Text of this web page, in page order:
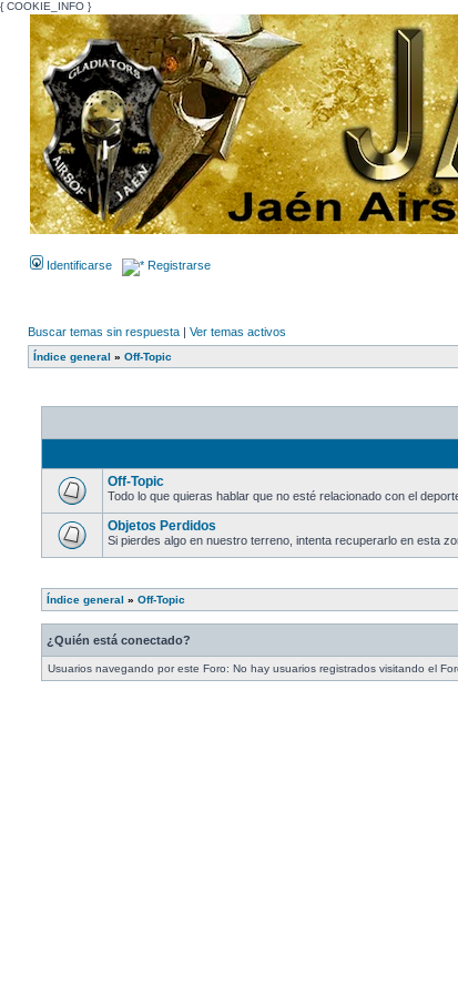
{ COOKIE_INFO }
Identificarse Registrarse
Buscar temas sin respuesta | Ver temas activos
Índice general » Off-Topic
Off-Topic
Todo lo que quieras hablar que no esté relacionado con el
Objetos Perdidos
Si pierdes algo en nuestro terreno, intenta recuperarlo en esta
Índice general » Off-Topic
¿Quién está conectado?
Usuarios navegando por este Foro: No hay usuarios registrados visitando el